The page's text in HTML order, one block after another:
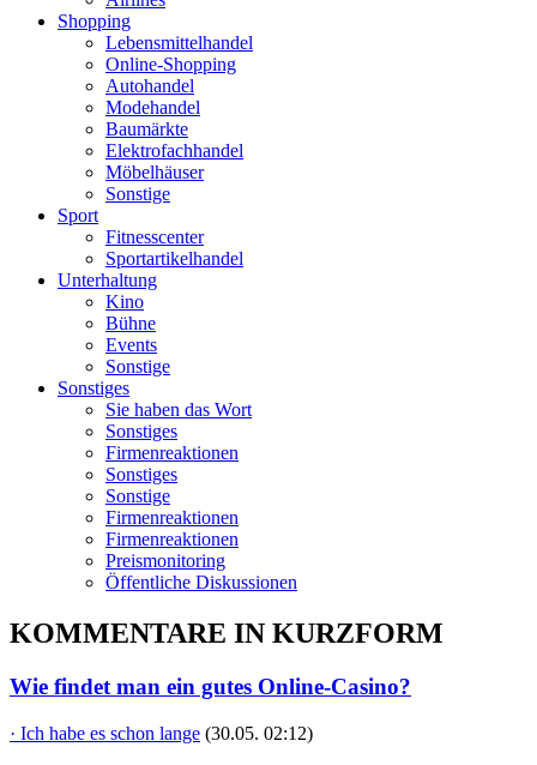
Shopping
Lebensmittelhandel
Online-Shopping
Autohandel
Modehandel
Baumärkte
Elektrofachhandel
Möbelhäuser
Sonstige
Sport
Fitnesscenter
Sportartikelhandel
Unterhaltung
Kino
Bühne
Events
Sonstige
Sonstiges
Sie haben das Wort
Sonstiges
Firmenreaktionen
Sonstiges
Sonstige
Firmenreaktionen
Firmenreaktionen
Preismonitoring
Öffentliche Diskussionen
KOMMENTARE IN KURZFORM
Wie findet man ein gutes Online-Casino?
· Ich habe es schon lange (30.05. 02:12)